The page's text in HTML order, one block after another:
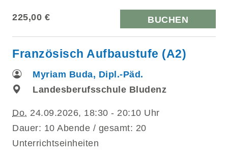
225,00 € BUCHEN
Französisch Aufbaustufe (A2)
Myriam Buda, Dipl.-Päd.
Landesberufsschule Bludenz
Do. 24.09.2026, 18:30 - 20:10 Uhr
Dauer: 10 Abende / gesamt: 20
Unterrichtseinheiten